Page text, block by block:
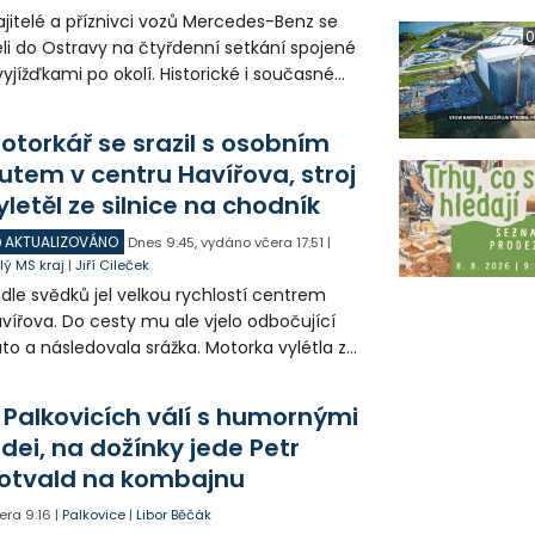
a příznivci vozů Mercedes-Benz se
do Ostravy na čtyřdenní setkání spojené
po okolí. Historické i současné
se srazil s osobním
v centru Havířova, stroj
ze silnice na chodník
AKTUALIZOVÁNO Dnes 9:45,vydáno včera 17:51 |
MS kraj |Jiří Cileček
svědků jel velkou rychlostí centrem
Do cesty mu ale vjelo odbočující
a následovala srážka. Motorka vylétla ze
a byl letecky přepraven do
Palkovicích válí s humornými
na dožínky jede Petr
na kombajnu
9:16 |Palkovice |Libor Běčák